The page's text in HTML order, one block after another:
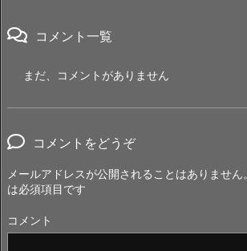
コメント一覧
まだ、コメントがありません
コメントをどうぞ
メールアドレスが公開されることはありません。
は必須項目です
コメント